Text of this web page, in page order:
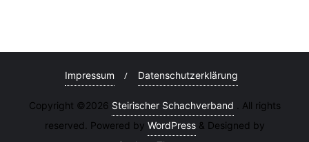
Impressum Datenschutzerklärung
Copyright ©2026 Steirischer Schachverband . All rights
reserved. Powered by WordPress & Designed by